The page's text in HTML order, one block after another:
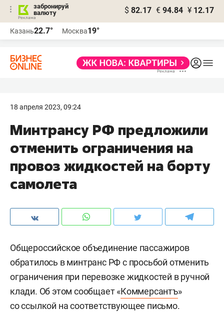
забронируй
валюту
$ 82.17 € 94.84 ¥ 12.17
Казань22.7° Москва19°
18 апреля 2023, 09:24
Минтрансу РФ предложили
отменить ограничения на
провоз жидкостей на борту
самолета
Общероссийское объединение пассажиров
обратилось в минтранс РФ с просьбой отменить
ограничения при перевозке жидкостей в ручной
клади. Об этом сообщает «Коммерсантъ»
со ссылкой на соответствующее письмо.